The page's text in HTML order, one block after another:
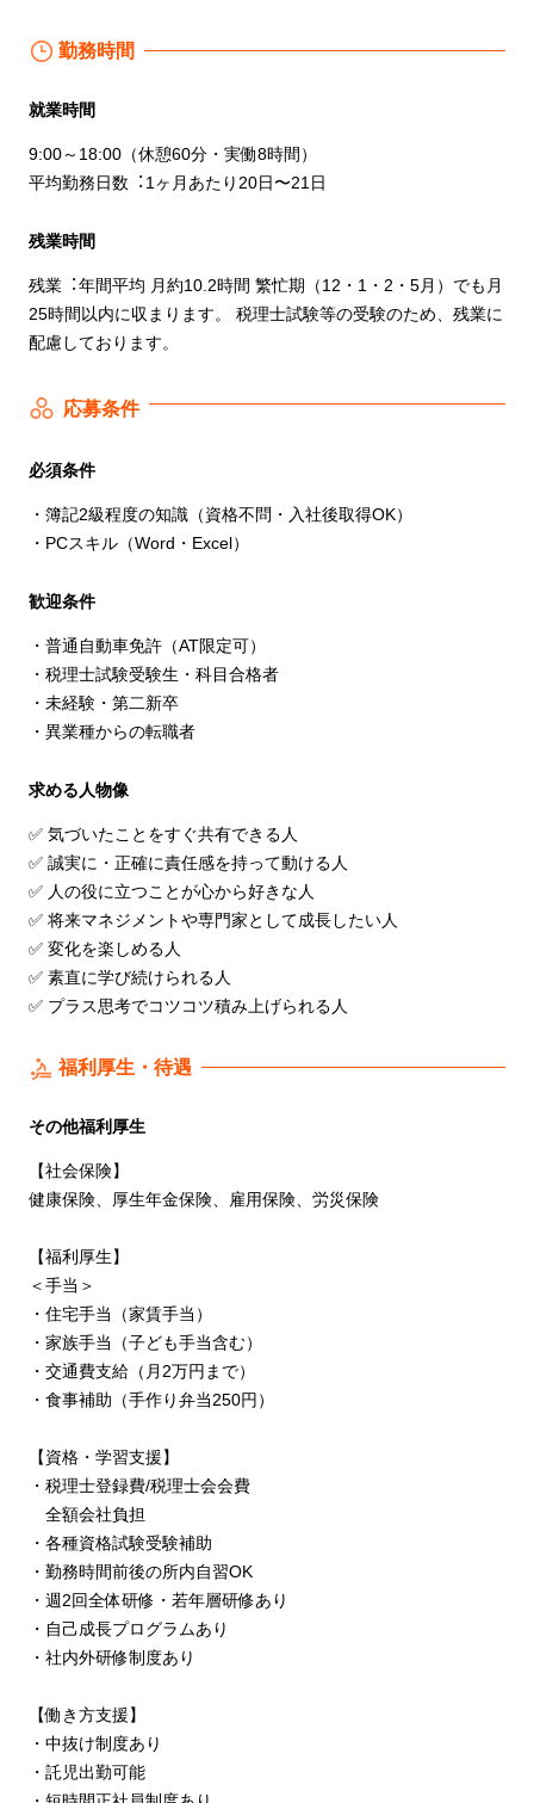
勤務時間
就業時間
9:00～18:00（休憩60分・実働8時間）
平均勤務⽇数︓1ヶ⽉あたり20⽇〜21⽇
残業時間
残業︓年間平均 ⽉約10.2時間 繁忙期（12・1・2・5⽉）でも⽉
25時間以内に収まります。 税理⼠試験等の受験のため、残業に
配慮しております。
応募条件
必須条件
・簿記2級程度の知識（資格不問・⼊社後取得OK）
・PCスキル（Word・Excel）
歓迎条件
・普通⾃動⾞免許（AT限定可）
・税理⼠試験受験⽣・科⽬合格者
・未経験・第⼆新卒
・異業種からの転職者
求める人物像
✅ 気づいたことをすぐ共有できる⼈
✅ 誠実に・正確に責任感を持って動ける⼈
✅ ⼈の役に⽴つことが⼼から好きな⼈
✅ 将来マネジメントや専⾨家として成⻑したい⼈
✅ 変化を楽しめる⼈
✅ 素直に学び続けられる⼈
✅ プラス思考でコツコツ積み上げられる⼈
福利厚生・待遇
その他福利厚生
【社会保険】
健康保険、厚⽣年⾦保険、雇⽤保険、労災保険
【福利厚⽣】
＜⼿当＞
・住宅⼿当（家賃⼿当）
・家族⼿当（⼦ども⼿当含む）
・交通費⽀給（⽉2万円まで）
・⾷事補助（⼿作り弁当250円）
【資格・学習⽀援】
・税理⼠登録費/税理⼠会会費
全額会社負担
・各種資格試験受験補助
・勤務時間前後の所内⾃習OK
・週2回全体研修・若年層研修あり
・⾃⼰成⻑プログラムあり
・社内外研修制度あり
【働き⽅⽀援】
・中抜け制度あり
・託児出勤可能